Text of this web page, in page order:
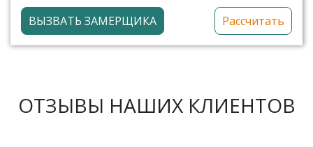
ВЫЗВАТЬ ЗАМЕРЩИКА Рассчитать
ОТЗЫВЫ НАШИХ КЛИЕНТОВ